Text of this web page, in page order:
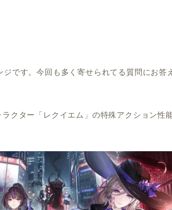
です。今回も多く寄せられてる質問にお答
クター「レクイエム」の特殊アクション性